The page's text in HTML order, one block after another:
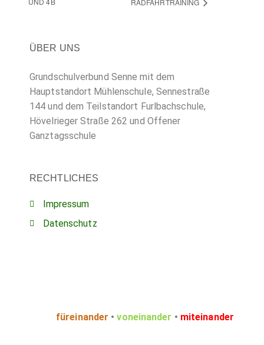
RADFAHRTRAINING
ÜBER UNS
Grundschulverbund Senne mit dem
Hauptstandort Mühlenschule, Sennestraße
144 und dem Teilstandort Furlbachschule,
Hövelrieger Straße 262 und Offener
Ganztagsschule
RECHTLICHES
Impressum
Datenschutz
füreinander •voneinander • miteinander